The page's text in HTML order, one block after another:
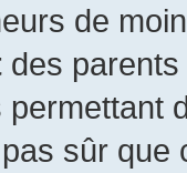
de
des parents
sûr